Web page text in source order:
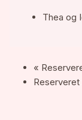
Thea og
«
Reserveret